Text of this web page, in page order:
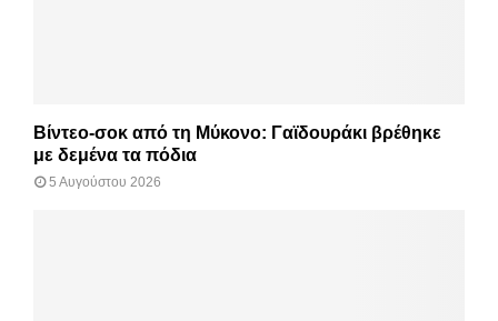
Βίντεο-σοκ από τη Μύκονο: Γαϊδουράκι βρέθηκε
με δεμένα τα πόδια
5 Αυγούστου 2026